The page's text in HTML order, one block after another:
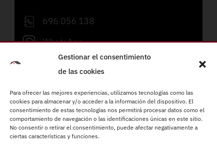
Gestionar el consentimiento
de las cookies
Para ofrecer las mejores experiencias, utilizamos tecnologías como las
cookies para almacenar y/o acceder a la información del dispositivo. El
consentimiento de estas tecnologías nos permitirá procesar datos como el
comportamiento de navegación o las identificaciones únicas en este sitio.
No consentir o retirar el consentimiento, puede afectar negativamente a
ciertas características y funciones.
696 056 138
WhatsApp
info@refornova.com
Reformas integrales
Instalaciones eléctricas